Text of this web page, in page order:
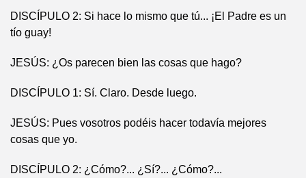
DISCÍPULO 2: Si hace lo mismo que tú... ¡El Padre es un
tío guay!
JESÚS: ¿Os parecen bien las cosas que hago?
DISCÍPULO 1: Sí. Claro. Desde luego.
JESÚS: Pues vosotros podéis hacer todavía mejores
cosas que yo.
DISCÍPULO 2: ¿Cómo?... ¿Sí?... ¿Cómo?...